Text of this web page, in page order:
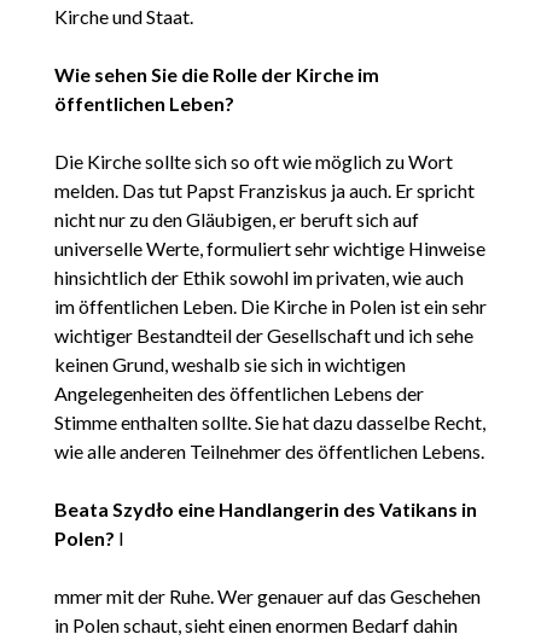
Kirche und Staat.
Wie sehen Sie die Rolle der Kirche im
öffentlichen Leben?
Die Kirche sollte sich so oft wie möglich zu Wort
melden. Das tut Papst Franziskus ja auch. Er spricht
nicht nur zu den Gläubigen, er beruft sich auf
universelle Werte, formuliert sehr wichtige Hinweise
hinsichtlich der Ethik sowohl im privaten, wie auch
im öffentlichen Leben. Die Kirche in Polen ist ein sehr
wichtiger Bestandteil der Gesellschaft und ich sehe
keinen Grund, weshalb sie sich in wichtigen
Angelegenheiten des öffentlichen Lebens der
Stimme enthalten sollte. Sie hat dazu dasselbe Recht,
wie alle anderen Teilnehmer des öffentlichen Lebens.
Beata Szydło eine Handlangerin des Vatikans in
Polen? I
mmer mit der Ruhe. Wer genauer auf das Geschehen
in Polen schaut, sieht einen enormen Bedarf dahin